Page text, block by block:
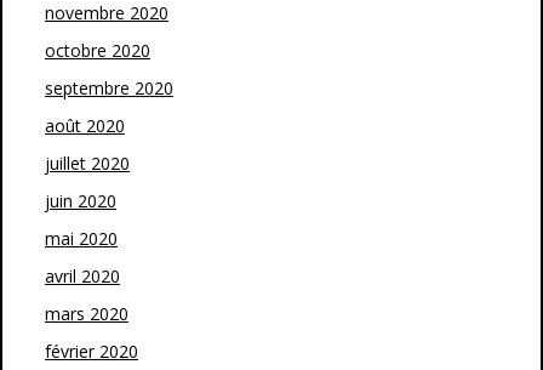
novembre 2020
octobre 2020
septembre 2020
août 2020
juillet 2020
juin 2020
mai 2020
avril 2020
mars 2020
février 2020